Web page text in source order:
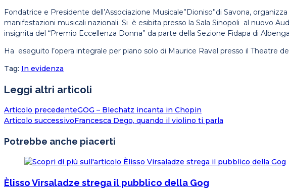
Fondatrice e Presidente dell’Associazione Musicale”Dioniso”di Savona,
manifestazioni musicali nazionali. Si è esibita presso la Sala Sinopoli al nuovo
insignita del “Premio Eccellenza Donna” da parte della Sezione Fidapa di
Ha eseguito l’opera integrale per piano solo di Maurice Ravel presso il Theatre
Tag: In evidenza
Leggi altri articoli
Articolo precedenteGOG – Blechatz incanta in Chopin
Articolo successivoFrancesca Dego, quando il violino ti parla
Potrebbe anche piacerti
Èlisso Virsaladze strega il pubblico della Gog